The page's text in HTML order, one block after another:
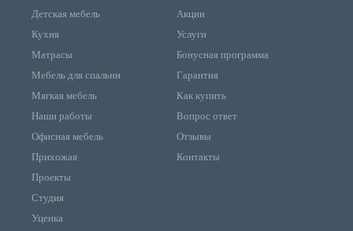
Детская мебель
Кухня
Матрасы
Мебель для спальни
Мягкая мебель
Наши работы
Офисная мебель
Прихожая
Проекты
Студия
Уценка
Акции
Услуги
Бонусная программа
Гарантия
Как купить
Вопрос ответ
Отзывы
Контакты